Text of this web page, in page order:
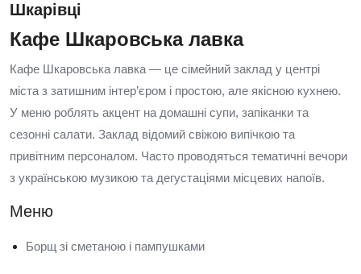
Шкарівці
Кафе Шкаровська лавка
Кафе Шкаровська лавка — це сімейний заклад у центрі
міста з затишним інтер’єром і простою, але якісною кухнею.
У меню роблять акцент на домашні супи, запіканки та
сезонні салати. Заклад відомий свіжою випічкою та
привітним персоналом. Часто проводяться тематичні вечори
з українською музикою та дегустаціями місцевих напоїв.
Меню
Борщ зі сметаною і пампушками